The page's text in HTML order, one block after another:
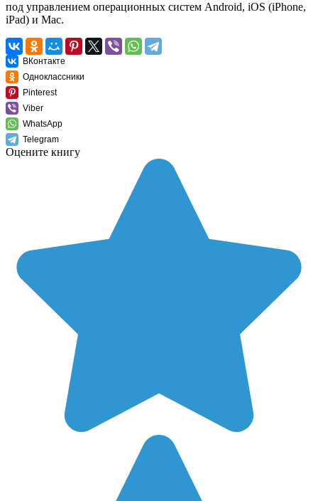
под управлением операционных систем Android, iOS (iPhone,
iPad) и Mac.
ВКонтакте
Одноклассники
Pinterest
Viber
WhatsApp
Telegram
Оцените книгу